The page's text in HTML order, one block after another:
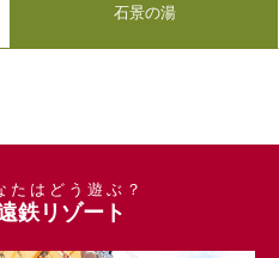
石景の湯
たはどう遊ぶ？
鉄リゾート